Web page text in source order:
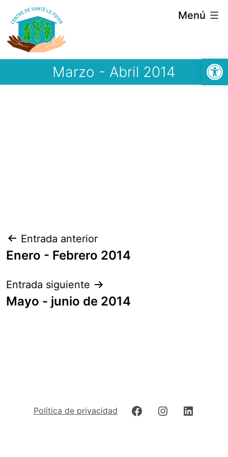
Abrir
Saltar
contenido
Menú
Marzo - Abril 2014
Navegación
de
Entrada anterior
Enero - Febrero 2014
Entrada siguiente
Mayo - junio de 2014
Política de privacidad FacebookInstagram